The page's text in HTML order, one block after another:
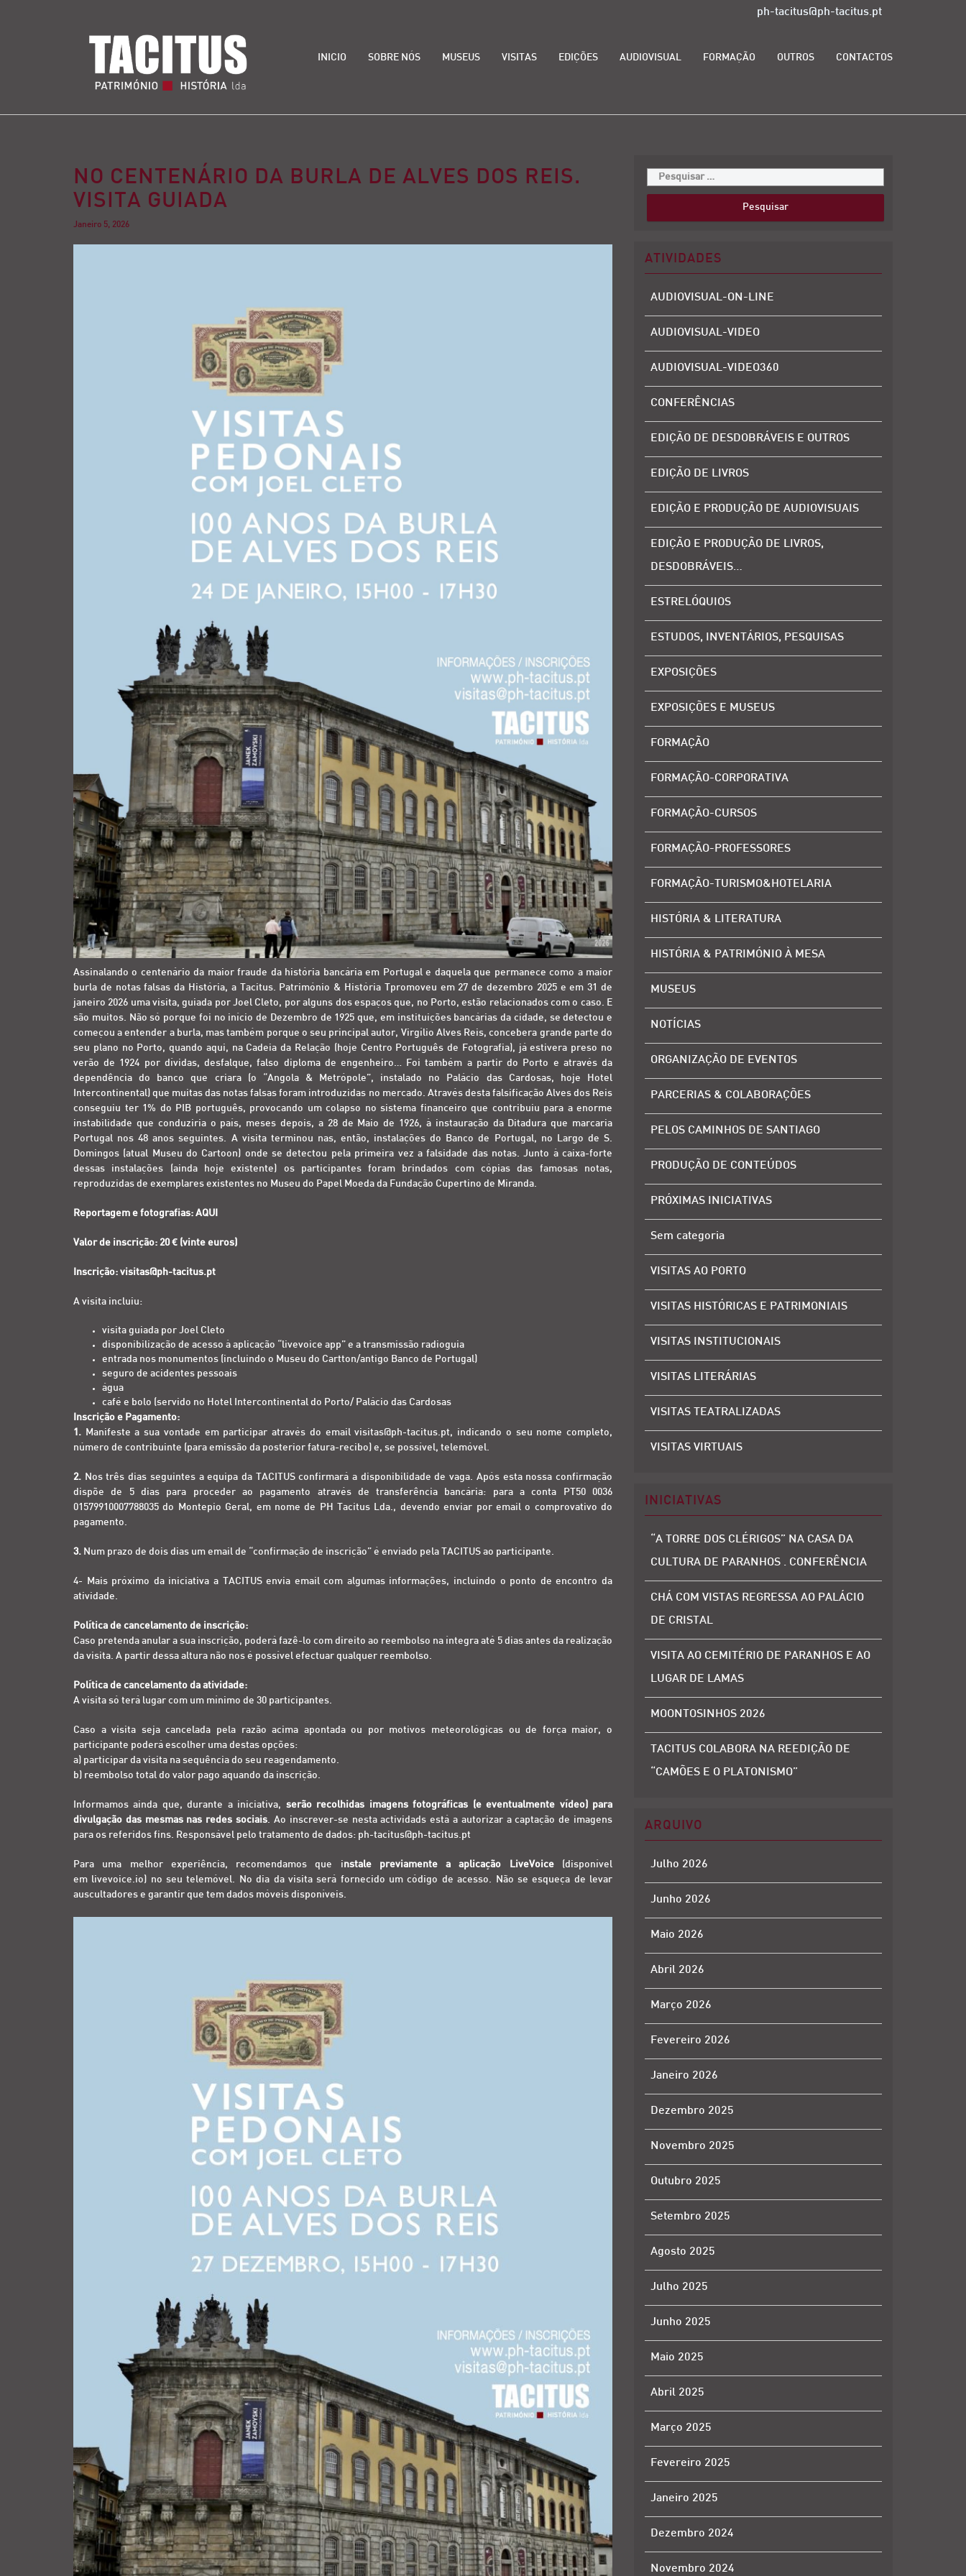
ph-tacitus@ph-tacitus.pt
INICIO SOBRE NÓS MUSEUS VISITAS EDIÇÕES AUDIOVISUAL FORMAÇÃO OUTROS CONTACTOS
NO CENTENÁRIO DA BURLA DE ALVES DOS REIS.
VISITA GUIADA
Janeiro 5, 2026
Assinalando o centenário da maior fraude da história bancária em Portugal e daquela que permanece como a maior
burla de notas falsas da História, a
Tacitus. Património & História Tpromoveu em 27 de dezembro 2025 e em 31 de
janeiro 2026 uma visita, guiada por Joel Cleto, por alguns dos espaços que, no Porto, estão relacionados com o caso. E
são muitos. Não só porque foi no início de Dezembro de 1925 que, em instituições bancárias da cidade, se detectou e
começou a entender a burla, mas também porque o seu principal autor, Virgílio Alves Reis, concebera grande parte do
seu plano no Porto, quando aqui, na Cadeia da Relação (hoje Centro Português de Fotografia), já estivera preso no
verão de 1924 por dívidas, desfalque, falso diploma de engenheiro… Foi também a partir do Porto e através da
dependência do banco que criara (o “Angola & Metrópole”, instalado no Palácio das Cardosas, hoje Hotel
Intercontinental) que muitas das notas falsas foram introduzidas no mercado. Através desta falsificação Alves dos Reis
conseguiu ter 1% do PIB português, provocando um colapso no sistema financeiro que contribuiu para a enorme
instabilidade que conduziria o país, meses depois, a 28 de Maio de 1926, à instauração da Ditadura que marcaria
Portugal nos 48 anos seguintes. A visita terminou nas, então, instalações do Banco de Portugal, no Largo de S.
Domingos (atual Museu do Cartoon) onde se detectou pela primeira vez a falsidade das notas. Junto à caixa-forte
dessas instalações (ainda hoje existente) os participantes foram brindados com cópias das famosas notas,
reproduzidas de exemplares existentes no Museu do Papel Moeda da Fundação Cupertino de Miranda.
Reportagem e fotografias: AQUI
Valor de inscrição: 20 € (vinte euros)
Inscrição: visitas@ph-tacitus.pt
A visita incluiu:
visita guiada por Joel Cleto
disponibilização de acesso à aplicação “livevoice app” e a transmissão radioguia
entrada nos monumentos (incluindo o Museu do Cartton/antigo Banco de Portugal)
seguro de acidentes pessoais
água
café e bolo (servido no Hotel Intercontinental do Porto/ Palácio das Cardosas
Inscrição e Pagamento:
1.
Manifeste a sua vontade em participar através do emailvisitas@ph-tacitus.pt, indicando o seu nome completo,
número de contribuinte (para emissão da posterior fatura-recibo) e, se possível, telemóvel.
2. Nos três dias seguintes a equipa da TACITUS confirmará a disponibilidade de vaga. Após esta nossa confirmação
dispõe de 5 dias para proceder ao pagamento através de transferência bancária: para a conta PT50 0036
01579910007788035 do Montepio Geral, em nome de PH Tacitus Lda., devendo enviar por email o comprovativo do
pagamento.
3. Num prazo de dois dias um email de “confirmação de inscrição” é enviado pela TACITUS ao participante.
4- Mais próximo da iniciativa a TACITUS envia email com algumas informações, incluindo o ponto de encontro da
atividade.
Política de cancelamento de inscrição:
Caso pretenda anular a sua inscrição, poderá fazê-lo com direito ao reembolso na íntegra até 5 dias antes da realização
da visita. A partir dessa altura não nos é possível efectuar qualquer reembolso.
Política de cancelamento da atividade:
A visita só terá lugar com um mínimo de 30 participantes.
Caso a visita seja cancelada pela razão acima apontada ou por motivos meteorológicas ou de força maior, o
participante poderá escolher uma destas opções:
a) participar da visita na sequência do seu reagendamento.
b) reembolso total do valor pago aquando da inscrição.
Informamos ainda que, durante a iniciativa, serão recolhidas imagens fotográficas (e eventualmente vídeo) para
divulgação das mesmas nas redes sociais. Ao inscrever-se nesta actividads está a autorizar a captação de imagens
para os referidos fins. Responsável pelo tratamento de dados: ph-tacitus@ph-tacitus.pt
Para uma melhor experiência, recomendamos que instale previamente a aplicação LiveVoice(disponível
em livevoice.io) no seu telemóvel. No dia da visita será fornecido um código de acesso. Não se esqueça de levar
auscultadores e garantir que tem dados móveis disponíveis.
ATIVIDADES
AUDIOVISUAL-ON-LINE
AUDIOVISUAL-VIDEO
AUDIOVISUAL-VIDEO360
CONFERÊNCIAS
EDIÇÃO DE DESDOBRÁVEIS E OUTROS
EDIÇÃO DE LIVROS
EDIÇÃO E PRODUÇÃO DE AUDIOVISUAIS
EDIÇÃO E PRODUÇÃO DE LIVROS,
DESDOBRÁVEIS…
ESTRELÓQUIOS
ESTUDOS, INVENTÁRIOS, PESQUISAS
EXPOSIÇÕES
EXPOSIÇÕES E MUSEUS
FORMAÇÃO
FORMAÇÃO-CORPORATIVA
FORMAÇÃO-CURSOS
FORMAÇÃO-PROFESSORES
FORMAÇÃO-TURISMO&HOTELARIA
HISTÓRIA & LITERATURA
HISTÓRIA & PATRIMÓNIO À MESA
MUSEUS
NOTÍCIAS
ORGANIZAÇÃO DE EVENTOS
PARCERIAS & COLABORAÇÕES
PELOS CAMINHOS DE SANTIAGO
PRODUÇÃO DE CONTEÚDOS
PRÓXIMAS INICIATIVAS
Sem categoria
VISITAS AO PORTO
VISITAS HISTÓRICAS E PATRIMONIAIS
VISITAS INSTITUCIONAIS
VISITAS LITERÁRIAS
VISITAS TEATRALIZADAS
VISITAS VIRTUAIS
INICIATIVAS
“A TORRE DOS CLÉRIGOS” NA CASA DA
CULTURA DE PARANHOS . CONFERÊNCIA
CHÁ COM VISTAS REGRESSA AO PALÁCIO
DE CRISTAL
VISITA AO CEMITÉRIO DE PARANHOS E AO
LUGAR DE LAMAS
MOONTOSINHOS 2026
TACITUS COLABORA NA REEDIÇÃO DE
“CAMÕES E O PLATONISMO”
ARQUIVO
Julho 2026
Junho 2026
Maio 2026
Abril 2026
Março 2026
Fevereiro 2026
Janeiro 2026
Dezembro 2025
Novembro 2025
Outubro 2025
Setembro 2025
Agosto 2025
Julho 2025
Junho 2025
Maio 2025
Abril 2025
Março 2025
Fevereiro 2025
Janeiro 2025
Dezembro 2024
Novembro 2024